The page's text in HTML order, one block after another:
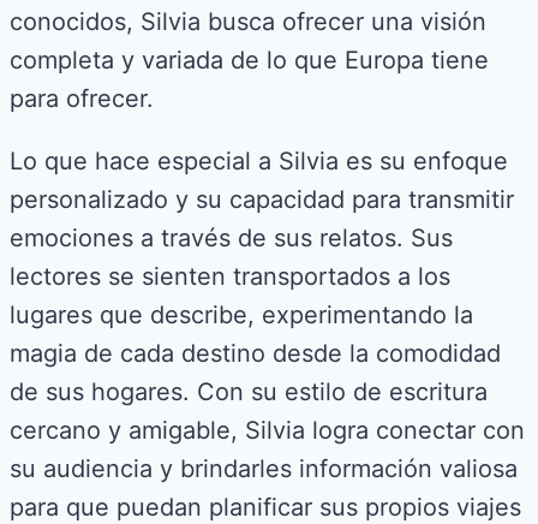
conocidos, Silvia busca ofrecer una visión
completa y variada de lo que Europa tiene
para ofrecer.
Lo que hace especial a Silvia es su enfoque
personalizado y su capacidad para transmitir
emociones a través de sus relatos. Sus
lectores se sienten transportados a los
lugares que describe, experimentando la
magia de cada destino desde la comodidad
de sus hogares. Con su estilo de escritura
cercano y amigable, Silvia logra conectar con
su audiencia y brindarles información valiosa
para que puedan planificar sus propios viajes